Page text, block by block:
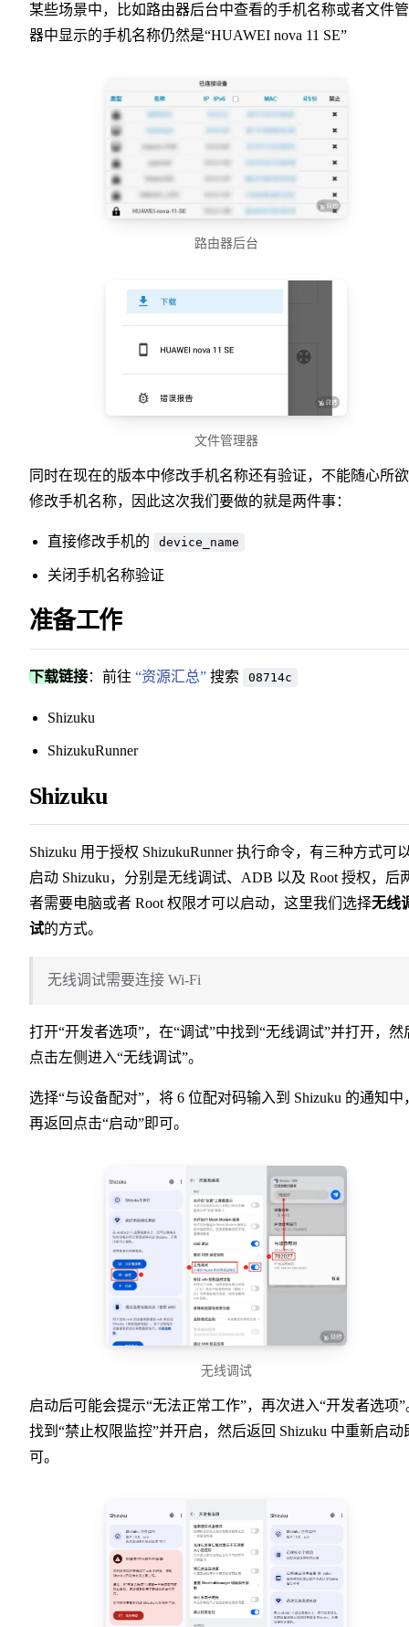
某些场景中，比如路由器后台中查看的手机名称或者文件
器中显示的手机名称仍然是“HUAWEI nova 11 SE”
路由器后台
文件管理器
同时在现在的版本中修改手机名称还有验证，不能随心所
修改手机名称，因此这次我们要做的就是两件事：
直接修改手机的 device_name
关闭手机名称验证
准备工作
下载链接：前往 “资源汇总” 搜索 08714c
Shizuku
ShizukuRunner
Shizuku
Shizuku 用于授权 ShizukuRunner 执行命令，有三种方式可
启动 Shizuku，分别是无线调试、ADB 以及 Root 授权，后
者需要电脑或者 Root 权限才可以启动，这里我们选择无线
试的方式。
无线调试需要连接 Wi-Fi
打开“开发者选项”，在“调试”中找到“无线调试”并打开，然
点击左侧进入“无线调试”。
选择“与设备配对”，将 6 位配对码输入到 Shizuku 的通知中
再返回点击“启动”即可。
无线调试
启动后可能会提示“无法正常工作”，再次进入“开发者选项”
找到“禁止权限监控”并开启，然后返回 Shizuku 中重新启动
可。